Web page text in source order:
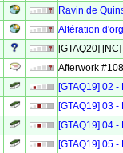
Ravin de
Altération
[GTAQ20]
Afterwork
[GTAQ19] 02
[GTAQ19] 03
[GTAQ19] 04
[GTAQ19] 05